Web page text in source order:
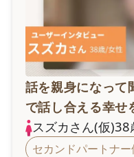
話を親身になって
で話し合える幸せ
スズカさん(仮)38
セカンドパートナ